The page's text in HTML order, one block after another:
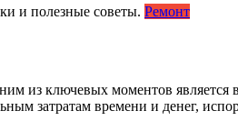
Ремонт
из ключевых моментов является
затратам времени и денег,